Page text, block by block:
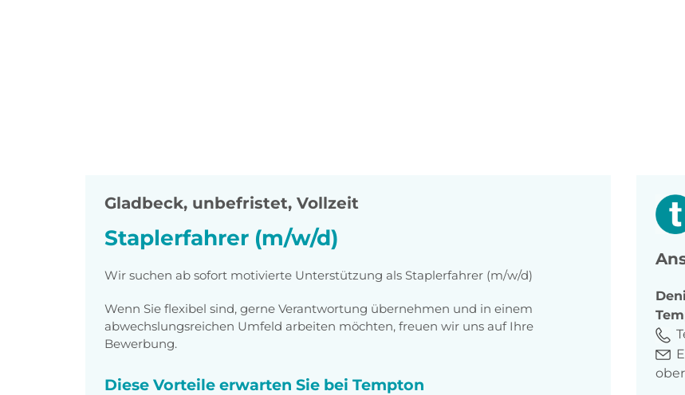
Gladbeck, unbefristet, Vollzeit
Staplerfahrer (m/w/d)
Wir suchen ab sofort motivierte Unterstützung als Staplerfahrer (m/w/d)
Wenn Sie flexibel sind, gerne Verantwortung übernehmen und in einem
abwechslungsreichen Umfeld arbeiten möchten, freuen wir uns auf Ihre
Bewerbung.
Diese Vorteile erwarten Sie bei Tempton